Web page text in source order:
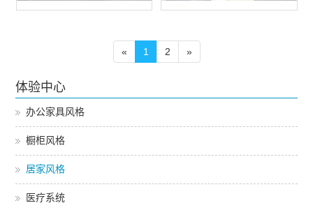
« 1 2 »
体验中心
办公家具风格
橱柜风格
居家风格
医疗系统